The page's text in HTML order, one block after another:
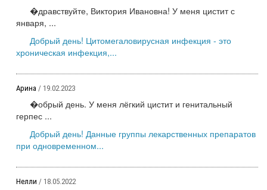
�дравствуйте, Виктория Ивановна! У меня цистит с
января, ...
Добрый день! Цитомегаловирусная инфекция - это
хроническая инфекция,...
Арина / 19.02.2023
�обрый день. У меня лёгкий цистит и генитальный
герпес ...
Добрый день! Данные группы лекарственных препаратов
при одновременном...
Нелли / 18.05.2022